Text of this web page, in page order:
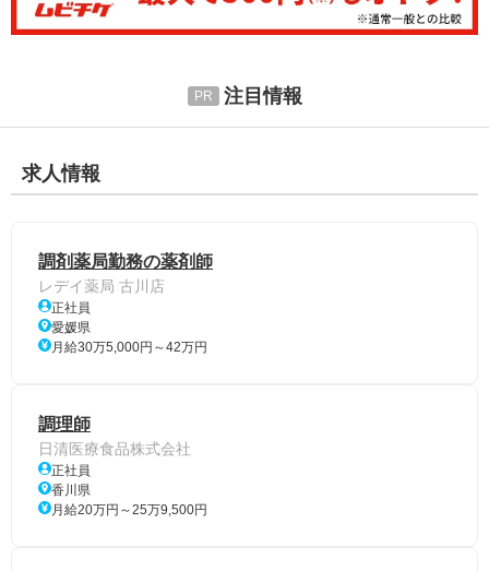
注目情報
求人情報
調剤薬局勤務の薬剤師
レデイ薬局 古川店
正社員
愛媛県
月給30万5,000円～42万円
調理師
日清医療食品株式会社
正社員
香川県
月給20万円～25万9,500円